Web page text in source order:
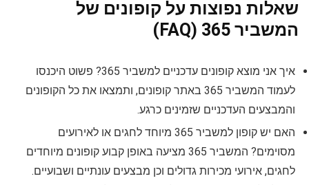
שאלות נפוצות על קופונים של
המשביר 365 (FAQ)
איך אני מוצא קופונים עדכניים למשביר 365? פשוט היכנסו
לעמוד המשביר 365 באתר קופונים, ותמצאו את כל הקופונים
והמבצעים העדכניים שזמינים כרגע.
האם יש קופון למשביר 365 מיוחד לחגים או לאירועים
מסוימים? המשביר 365 מציעה באופן קבוע קופונים מיוחדים
לחגים, אירועי מכירות גדולים וכן מבצעים עונתיים ושבועיים.